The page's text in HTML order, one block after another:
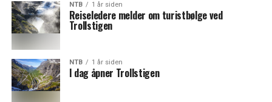
NTB 1 år siden
Reiseledere melder om turistbølge ved
Trollstigen
NTB 1 år siden
I dag åpner Trollstigen